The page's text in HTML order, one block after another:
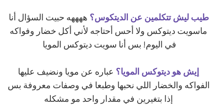
طيب ليش تتكلمين عن الديتكوس؟ ههههه حبيت السؤال أنا
ماسويت ديتوكس ولا أحس أحتاجه لأني أكل خضار وفواكه
في اليوم! بس أنا سويت ديتوكس المويا
إيش هو ديتوكس المويا؟ عباره عن مويا ونضيف عليها
الفواكه والخضار اللي نحبها وطبعا في وصفات معروفة بس
إذا بتغيرين في مقدار واحد مو مشكله